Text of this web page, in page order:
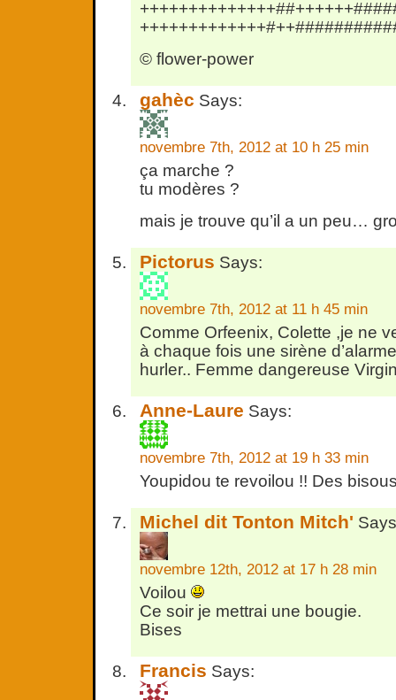
© flower-power
gahèc Says:
novembre 7th, 2012 at 10 h 25 min
ça marche ?
tu modères ?
mais je trouve qu’il a un peu…
Pictorus Says:
novembre 7th, 2012 at 11 h 45 min
Comme Orfeenix, Colette ,je ne
à chaque fois une sirène
hurler.. Femme dangereuse
Anne-Laure Says:
novembre 7th, 2012 at 19 h 33 min
Youpidou te revoilou !! Des
Michel dit Tonton Mitch'
novembre 12th, 2012 at 17 h 28 min
Voilou
Ce soir je mettrai une bougie.
Bises
Francis Says: